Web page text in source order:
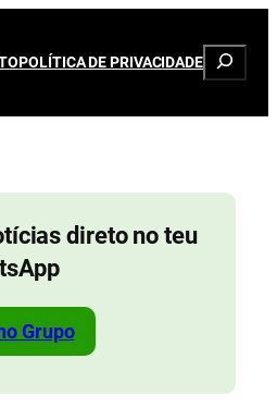
POLÍTICA DE PRIVACIDADE
direto no teu
Grupo